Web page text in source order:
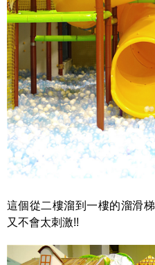
這個從二樓溜到一樓的溜滑
又不會太刺激!!